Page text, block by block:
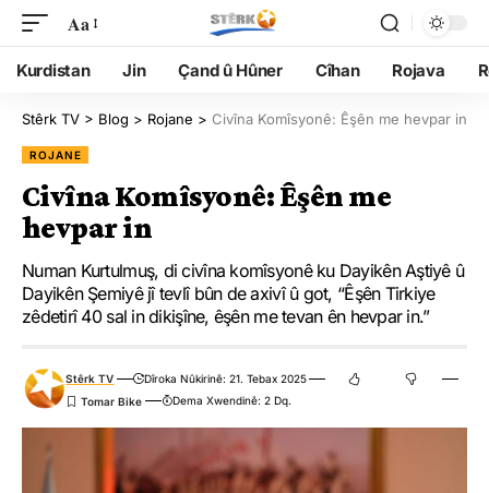
Aa
Kurdistan Jin Çand û Hûner Cîhan Rojava
Stêrk TV > Blog > Rojane > Civîna Komîsyonê: Êşên me hevpar in
ROJANE
Civîna Komîsyonê: Êşên me
hevpar in
Numan Kurtulmuş, di civîna komîsyonê ku Dayikên Aştiyê û
Dayikên Şemiyê jî tevlî bûn de axivî û got, “Êşên Tirkiye
zêdetirî 40 sal in dikişîne, êşên me tevan ên hevpar in.”
Stêrk TV
Dîroka Nûkirinê: 21. Tebax 2025
Dema Xwendinê: 2 Dq.